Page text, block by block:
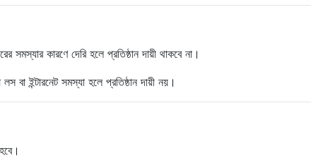
সমস্যার কারণে দেরি হলে প্রতিষ্ঠান দায়ী থাকবে না।
বা ইন্টারনেট সমস্যা হলে প্রতিষ্ঠান দায়ী নয়।